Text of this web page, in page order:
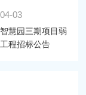
03
慧园三期项目弱
程招标公告